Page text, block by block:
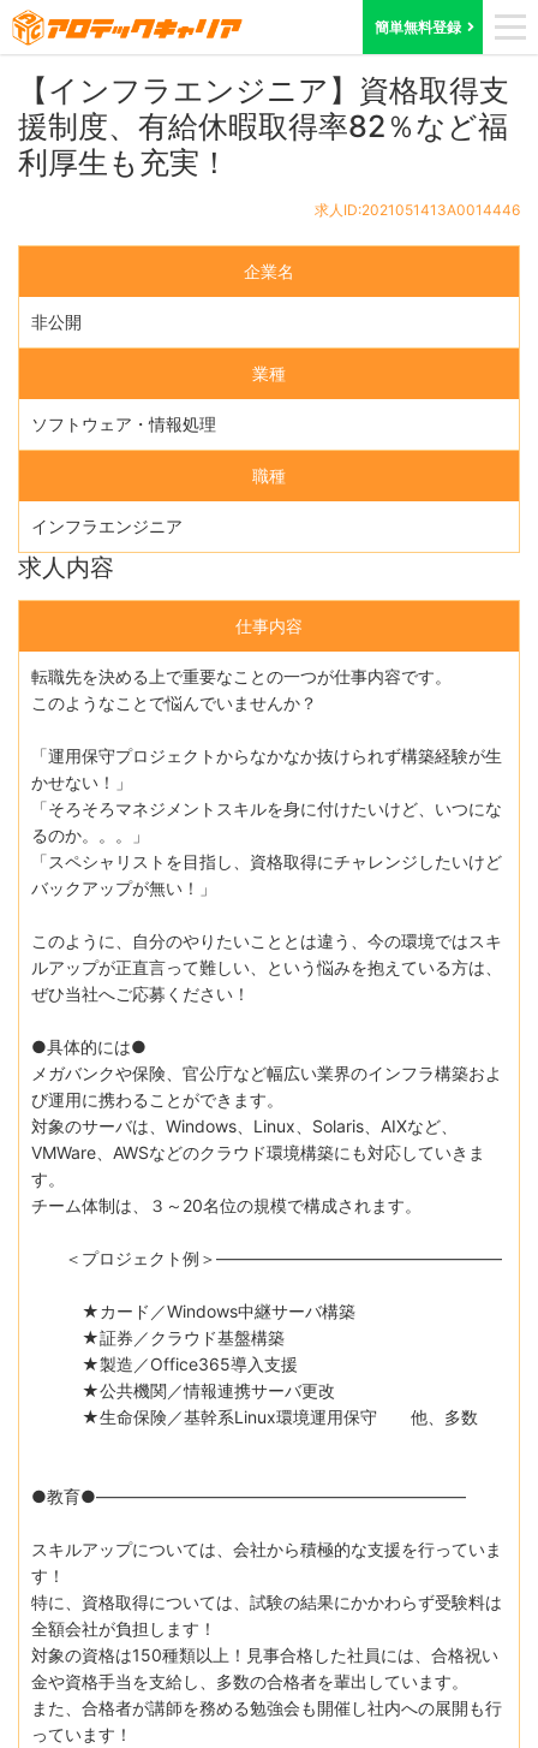
簡単無料登録
ホーム 求人検索 東京都 求人ID:2021051413A0014446
【インフラエンジニア】資格取得支
援制度、有給休暇取得率82％など福
利厚生も充実！
求人ID:2021051413A0014446
企業名
非公開
業種
ソフトウェア・情報処理
職種
インフラエンジニア
求人内容
仕事内容
転職先を決める上で重要なことの一つが仕事内容です。
このようなことで悩んでいませんか？
「運用保守プロジェクトからなかなか抜けられず構築経験が生
かせない！」
「そろそろマネジメントスキルを身に付けたいけど、いつにな
るのか。。。」
「スペシャリストを目指し、資格取得にチャレンジしたいけど
バックアップが無い！」
このように、自分のやりたいこととは違う、今の環境ではスキ
ルアップが正直言って難しい、という悩みを抱えている方は、
ぜひ当社へご応募ください！
●具体的には●
メガバンクや保険、官公庁など幅広い業界のインフラ構築およ
び運用に携わることができます。
対象のサーバは、Windows、Linux、Solaris、AIXなど、
VMWare、AWSなどのクラウド環境構築にも対応していきま
す。
チーム体制は、３～20名位の規模で構成されます。
＜プロジェクト例＞―――――――――――――――――
★カード／Windows中継サーバ構築
★証券／クラウド基盤構築
★製造／Office365導入支援
★公共機関／情報連携サーバ更改
★生命保険／基幹系Linux環境運用保守 他、多数
●教育●――――――――――――――――――――――
スキルアップについては、会社から積極的な支援を行っていま
す！
特に、資格取得については、試験の結果にかかわらず受験料は
全額会社が負担します！
対象の資格は150種類以上！見事合格した社員には、合格祝い
金や資格手当を支給し、多数の合格者を輩出しています。
また、合格者が講師を務める勉強会も開催し社内への展開も行
っています！